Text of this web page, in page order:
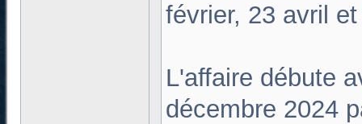
février, 23 avril
L'affaire débute
décembre 2024